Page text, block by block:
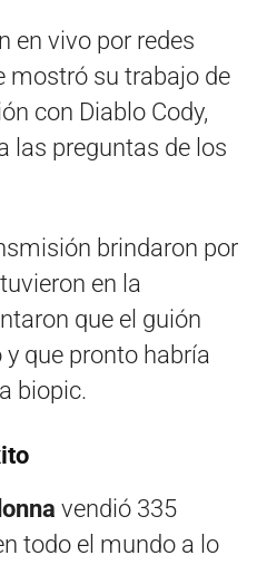
en vivo por redes
mostró su trabajo de
con Diablo Cody,
las preguntas de los
brindaron por
en la
que el guión
que pronto habría
biopic.
vendió 335
todo el mundo a lo